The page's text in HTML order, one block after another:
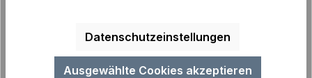
Datenschutzeinstellungen
Ausgewählte Cookies akzeptieren